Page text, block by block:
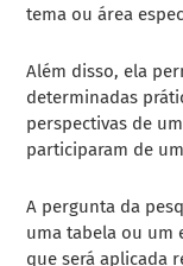
tema ou área
Além disso, ela
determinadas
perspectivas de
participaram de
A pergunta da
uma tabela ou um
que será aplicada